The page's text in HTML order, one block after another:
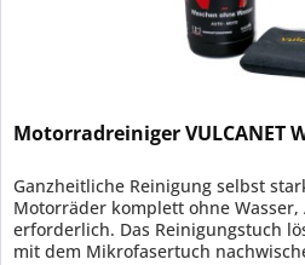
Motorradreiniger VULCANET
Ganzheitliche Reinigung selbst
Motorräder komplett ohne
erforderlich. Das Reinigungstuch
mit dem Mikrofasertuch